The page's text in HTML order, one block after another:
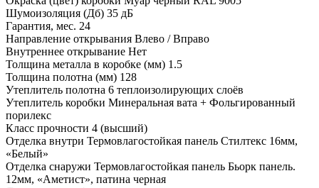
Шумоизоляция (Дб) 35 дБ
Гарантия, мес. 24
Направление открывания Влево / Вправо
Внутреннее открывание Нет
Толщина металла в коробке (мм) 1.5
Толщина полотна (мм) 128
Утеплитель полотна 6 теплоизолирующих слоёв
Утеплитель коробки Минеральная вата + Фольгированный
порилекс
Класс прочности 4 (высший)
Отделка внутри Термовлагостойкая панель Стилтекс 16мм,
«Белый»
Отделка снаружи Термовлагостойкая панель Бьорк панель.
12мм, «Аметист», патина черная